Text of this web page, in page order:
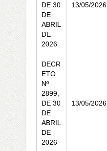
DE 30
DE
ABRIL
DE
2026
13/05/2026
DECR
ETO
Nº
2899,
DE 30
DE
ABRIL
DE
2026
13/05/2026